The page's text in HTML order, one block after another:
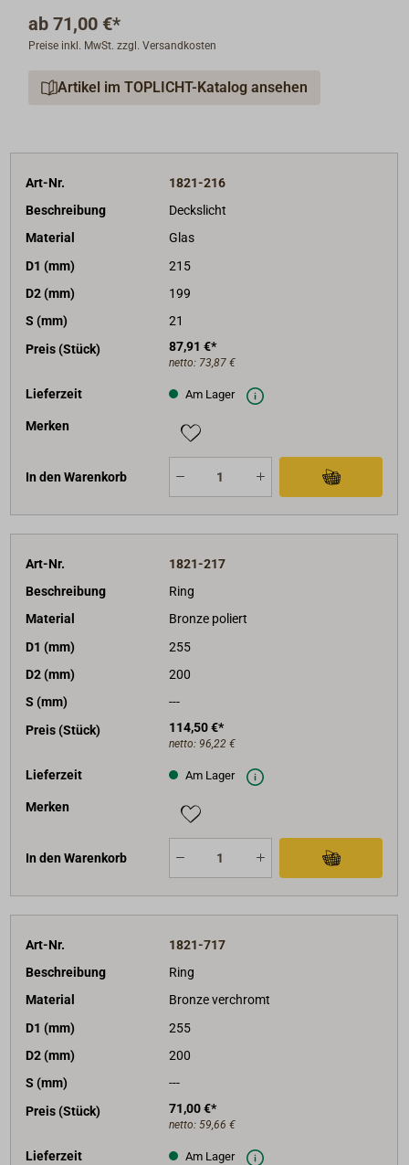
ab 71,00 €*
Preise inkl. MwSt. zzgl. Versandkosten
Artikel im TOPLICHT-Katalog ansehen
Art-Nr.
1821-216
Beschreibung
Deckslicht
Material
Glas
D1 (mm)
215
D2 (mm)
199
S (mm)
21
Preis (Stück)
87,91 €*
netto: 73,87 €
Lieferzeit Am Lager
Merken
In den Warenkorb
Art-Nr.
1821-217
Beschreibung
Ring
Material
Bronze poliert
D1 (mm)
255
D2 (mm)
200
S (mm)
---
Preis (Stück)
114,50 €*
netto: 96,22 €
Lieferzeit Am Lager
Merken
In den Warenkorb
Art-Nr.
1821-717
Beschreibung
Ring
Material
Bronze verchromt
D1 (mm)
255
D2 (mm)
200
S (mm)
---
Preis (Stück)
71,00 €*
netto: 59,66 €
Lieferzeit Am Lager